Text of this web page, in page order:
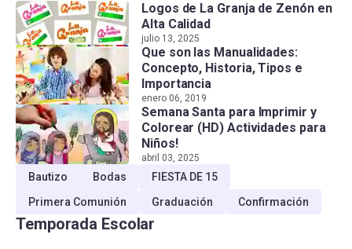
Logos de La Granja de Zenón en
Alta Calidad
julio 13, 2025
Que son las Manualidades:
Concepto, Historia, Tipos e
Importancia
enero 06, 2019
Semana Santa para Imprimir y
Colorear (HD) Actividades para
Niños!
abril 03, 2025
Bautizo Bodas
FIESTA DE 15
Primera Comunión
Graduación Confirmación
Temporada Escolar